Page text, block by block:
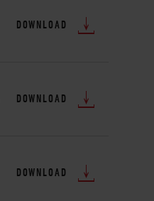
DOWNLOAD
DOWNLOAD
DOWNLOAD